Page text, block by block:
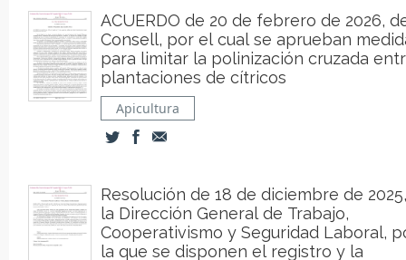
ACUERDO de 20 de febrero de 2026,
Consell, por el cual se aprueban
para limitar la polinización cruzada
plantaciones de cítricos
Apicultura
Resolución de 18 de diciembre de
la Dirección General de Trabajo,
Cooperativismo y Seguridad Laboral,
la que se disponen el registro y la